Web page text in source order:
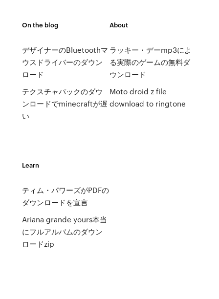
On the blog
デザイナーのBluetoothマ
ウスドライバーのダウン
ロード
テクスチャパックのダウ
ンロードでminecraftが遅
い
About
ラッキー・デーmp3によ
る実際のゲームの無料ダ
ウンロード
Moto droid z file
download to ringtone
Learn
ティム・パワーズがPDFの
ダウンロードを宣言
Ariana grande yours本当
にフルアルバムのダウン
ロードzip